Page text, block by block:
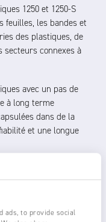
ads, to provide social
1250 et 1250-S
feuilles, les bandes et
des plastiques, de
secteurs connexes à
avec un pas de
à long terme
dans de la
et une longue
sans choc
mm du matériau,
Fraser de 5,5 à 6